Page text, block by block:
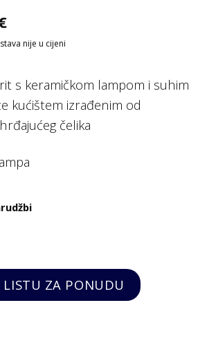
nije u cijeni
s keramičkom lampom i suhim
kućištem izrađenim od
čelika
M7066, Stilfer quantity
LISTU ZA PONUDU